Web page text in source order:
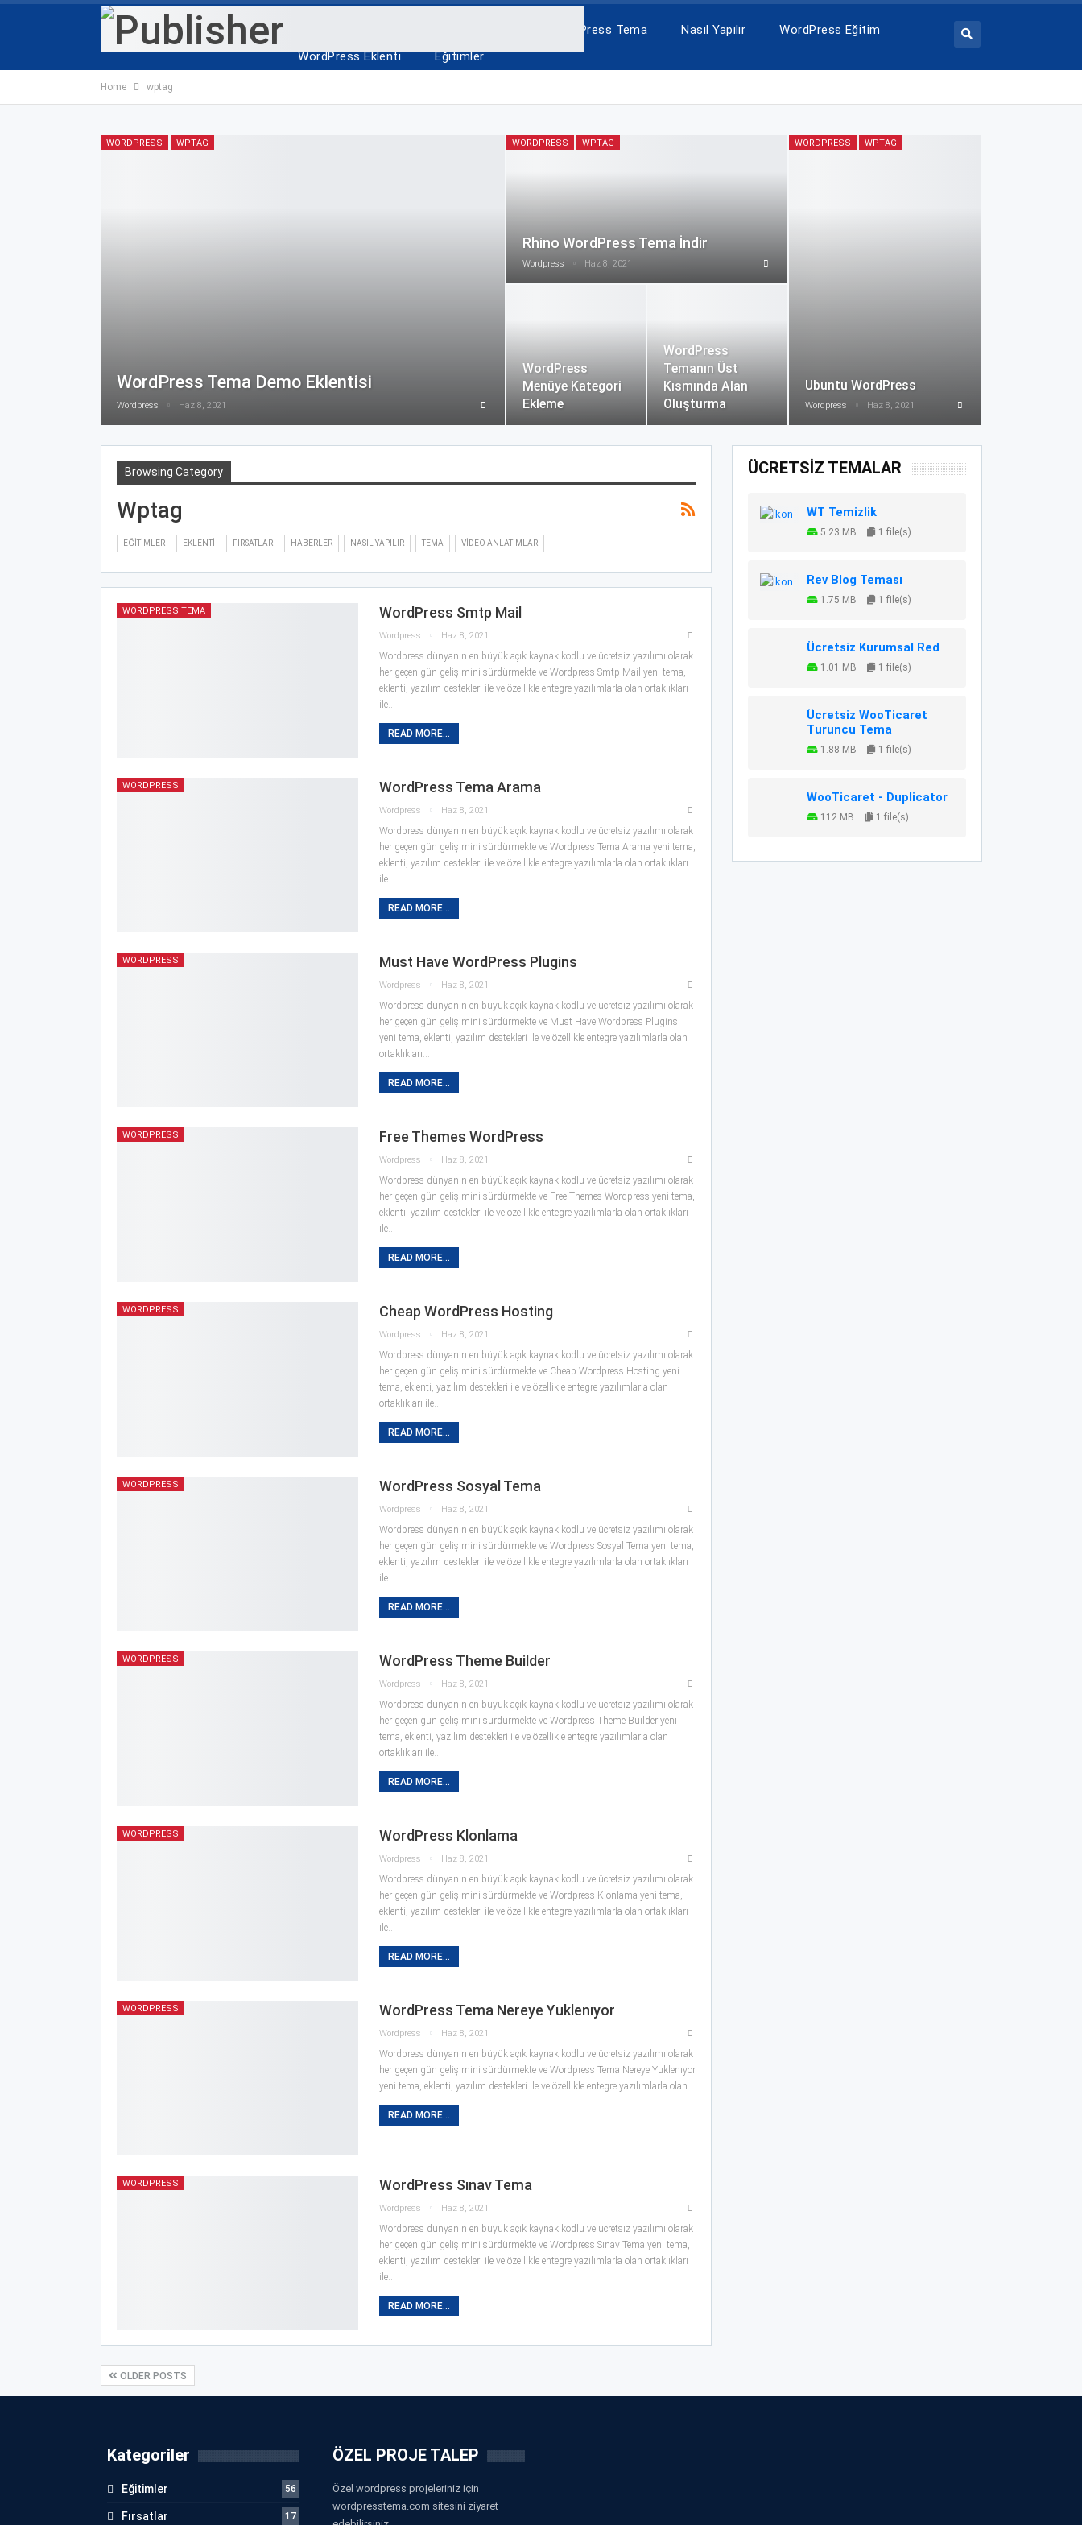
WordPress Tema Nasıl Yapılır
WordPress Eğitim
WordPress Eklenti
Eğitimler
Home wptag
WORDPRESS WPTAG
WordPress Tema Demo Eklentisi
Wordpress Haz 8, 2021
WORDPRESS WPTAG
Rhino WordPress Tema İndir
Wordpress Haz 8, 2021
WordPress
Menüye Kategori
Ekleme
WordPress
Temanın Üst
Kısmında Alan
Oluşturma
WORDPRESS WPTAG
Ubuntu WordPress
Wordpress Haz 8, 2021
Browsing Category
Wptag
EĞITIMLER EKLENTI FIRSATLAR HABERLER NASIL YAPILIR TEMA VIDEO ANLATIMLAR
WORDPRESS TEMA WordPress Smtp Mail
Wordpress Haz 8, 2021
Wordpress dünyanın en büyük açık kaynak kodlu ve ücretsiz yazılımı olarak
her geçen gün gelişimini sürdürmekte ve Wordpress Smtp Mail yeni tema,
eklenti, yazılım destekleri ile ve özellikle entegre yazılımlarla olan ortaklıkları
ile…
READ MORE...
WORDPRESS WordPress Tema Arama
Wordpress Haz 8, 2021
Wordpress dünyanın en büyük açık kaynak kodlu ve ücretsiz yazılımı olarak
her geçen gün gelişimini sürdürmekte ve Wordpress Tema Arama yeni tema,
eklenti, yazılım destekleri ile ve özellikle entegre yazılımlarla olan ortaklıkları
ile…
READ MORE...
WORDPRESS Must Have WordPress Plugins
Wordpress Haz 8, 2021
Wordpress dünyanın en büyük açık kaynak kodlu ve ücretsiz yazılımı olarak
her geçen gün gelişimini sürdürmekte ve Must Have Wordpress Plugins
yeni tema, eklenti, yazılım destekleri ile ve özellikle entegre yazılımlarla olan
ortaklıkları…
READ MORE...
WORDPRESS Free Themes WordPress
Wordpress Haz 8, 2021
Wordpress dünyanın en büyük açık kaynak kodlu ve ücretsiz yazılımı olarak
her geçen gün gelişimini sürdürmekte ve Free Themes Wordpress yeni tema,
eklenti, yazılım destekleri ile ve özellikle entegre yazılımlarla olan ortaklıkları
ile…
READ MORE...
WORDPRESS Cheap WordPress Hosting
Wordpress Haz 8, 2021
Wordpress dünyanın en büyük açık kaynak kodlu ve ücretsiz yazılımı olarak
her geçen gün gelişimini sürdürmekte ve Cheap Wordpress Hosting yeni
tema, eklenti, yazılım destekleri ile ve özellikle entegre yazılımlarla olan
ortaklıkları ile…
READ MORE...
WORDPRESS WordPress Sosyal Tema
Wordpress Haz 8, 2021
Wordpress dünyanın en büyük açık kaynak kodlu ve ücretsiz yazılımı olarak
her geçen gün gelişimini sürdürmekte ve Wordpress Sosyal Tema yeni tema,
eklenti, yazılım destekleri ile ve özellikle entegre yazılımlarla olan ortaklıkları
ile…
READ MORE...
WORDPRESS WordPress Theme Builder
Wordpress Haz 8, 2021
Wordpress dünyanın en büyük açık kaynak kodlu ve ücretsiz yazılımı olarak
her geçen gün gelişimini sürdürmekte ve Wordpress Theme Builder yeni
tema, eklenti, yazılım destekleri ile ve özellikle entegre yazılımlarla olan
ortaklıkları ile…
READ MORE...
WORDPRESS WordPress Klonlama
Wordpress Haz 8, 2021
Wordpress dünyanın en büyük açık kaynak kodlu ve ücretsiz yazılımı olarak
her geçen gün gelişimini sürdürmekte ve Wordpress Klonlama yeni tema,
eklenti, yazılım destekleri ile ve özellikle entegre yazılımlarla olan ortaklıkları
ile…
READ MORE...
WORDPRESS WordPress Tema Nereye Yuklenıyor
Wordpress Haz 8, 2021
Wordpress dünyanın en büyük açık kaynak kodlu ve ücretsiz yazılımı olarak
her geçen gün gelişimini sürdürmekte ve Wordpress Tema Nereye Yuklenıyor
yeni tema, eklenti, yazılım destekleri ile ve özellikle entegre yazılımlarla olan…
READ MORE...
WORDPRESS WordPress Sınav Tema
Wordpress Haz 8, 2021
Wordpress dünyanın en büyük açık kaynak kodlu ve ücretsiz yazılımı olarak
her geçen gün gelişimini sürdürmekte ve Wordpress Sınav Tema yeni tema,
eklenti, yazılım destekleri ile ve özellikle entegre yazılımlarla olan ortaklıkları
ile…
READ MORE...
OLDER POSTS
ÜCRETSİZ TEMALAR
WT Temizlik
5.23 MB 1 file(s)
Rev Blog Teması
1.75 MB 1 file(s)
Ücretsiz Kurumsal Red
1.01 MB 1 file(s)
Ücretsiz WooTicaret
Turuncu Tema
1.88 MB 1 file(s)
WooTicaret - Duplicator
112 MB 1 file(s)
Kategoriler
Eğitimler 56
Fırsatlar 17
ÖZEL PROJE TALEP
Özel wordpress projeleriniz için
wordpresstema.com sitesini ziyaret